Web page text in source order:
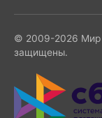
© 2009-2026 Мир
защищены.